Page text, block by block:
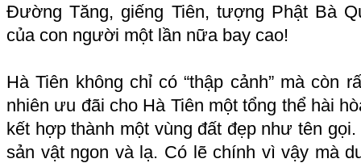
Đường Tăng, giếng Tiên, tượng Phật Bà
của con người một lần nữa bay cao!
Hà Tiên không chỉ có “thập cảnh” mà còn
nhiên ưu đãi cho Hà Tiên một tổng thể hài
kết hợp thành một vùng đất đẹp như tên
sản vật ngon và lạ. Có lẽ chính vì vậy mà